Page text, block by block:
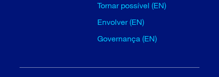
Tornar possível (EN)
Envolver (EN)
Governança (EN)